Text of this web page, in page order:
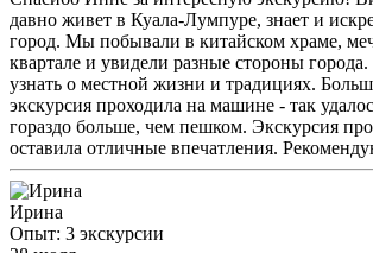
давно живет в Куала-Лумпуре, знает и
город. Мы побывали в китайском храме,
квартале и увидели разные стороны
узнать о местной жизни и традициях.
экскурсия проходила на машине - так
гораздо больше, чем пешком. Экскурсия
оставила отличные впечатления.
Ирина
Опыт: 3 экскурсии